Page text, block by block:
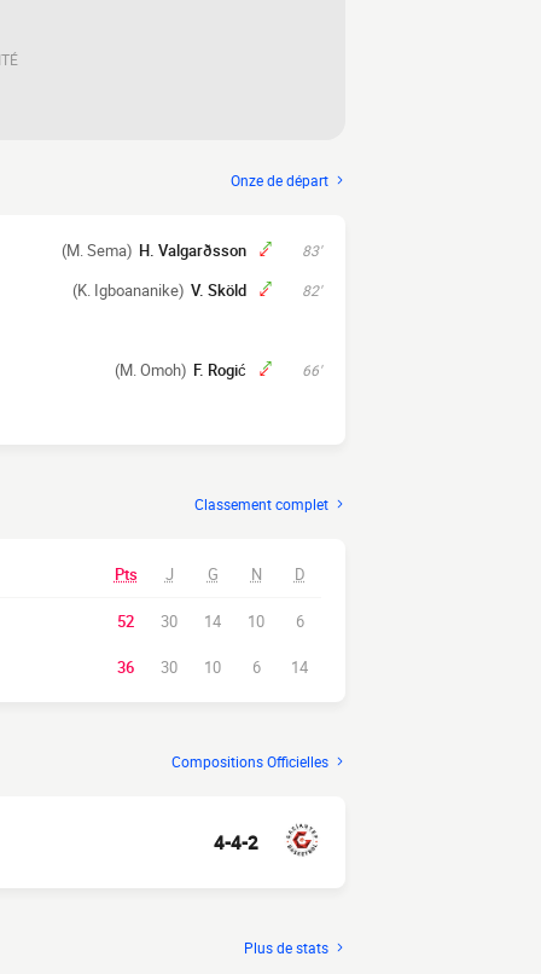
Onze de départ
83'
H. Valgarðsson
(M. Sema)
82'
V. Sköld
(K. Igboananike)
66'
F. Rogić
(M. Omoh)
Classement complet
Pts J G N D
52 30 14 10 6
36 30 10 6 14
Compositions Officielles
4-4-2
Plus de stats